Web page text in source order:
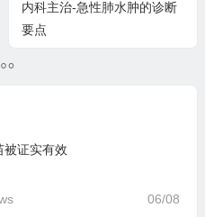
内科主治-急性肺水肿的诊断
要点
被证实有效
06/08